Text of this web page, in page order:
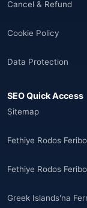
Cancel & Refund
Cookie Policy
Data Protection
SEO Quick Access
Sitemap
Fethiye Rodos
Fethiye Rodos
Greek Islands'na